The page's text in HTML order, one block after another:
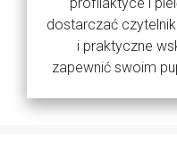
dostarczać
i praktyczne
zapewnić swoim